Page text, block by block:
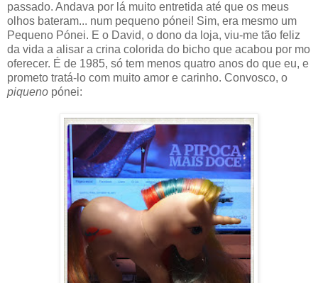
passado. Andava por lá muito entretida até que os meus
olhos bateram... num pequeno pónei! Sim, era mesmo um
Pequeno Pónei. E o David, o dono da loja, viu-me tão feliz
da vida a alisar a crina colorida do bicho que acabou por mo
oferecer. É de 1985, só tem menos quatro anos do que eu, e
prometo tratá-lo com muito amor e carinho. Convosco, o
piqueno pónei: